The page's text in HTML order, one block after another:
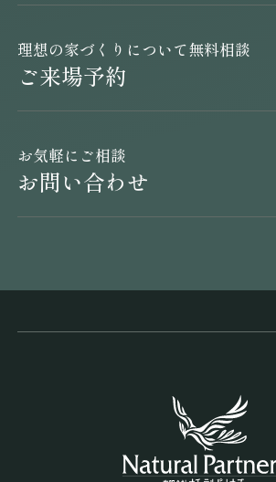
理想の家づくりについて無料相談
ご来場予約
お気軽にご相談
お問い合わせ